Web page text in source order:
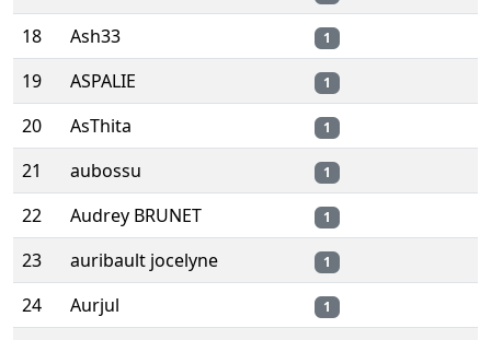
18 Ash33 1
19 ASPALIE 1
20 AsThita 1
21 aubossu 1
22 Audrey BRUNET 1
23 auribault jocelyne 1
24 Aurjul 1